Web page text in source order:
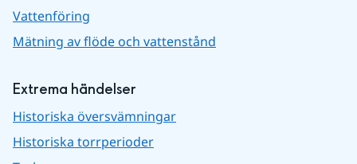
Vattenföring
Mätning av flöde och vattenstånd
Extrema händelser
Historiska översvämningar
Historiska torrperioder